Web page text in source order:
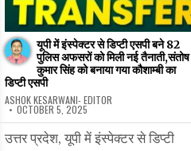
यूपी में इंस्पेक्टर से डिप्टी एसपी बने 82
पुलिस अफसरों को मिली नई तैनाती,संतोष
कुमार सिंह को बनाया गया कौशाम्बी का
डिप्टी एसपी
ASHOK KESARWANI- EDITOR
OCTOBER 5, 2025
उत्तर प्रदेश, यूपी में इंस्पेक्टर से डिप्टी